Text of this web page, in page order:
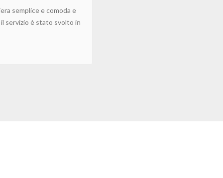
semplice e comoda e
servizio è stato svolto in